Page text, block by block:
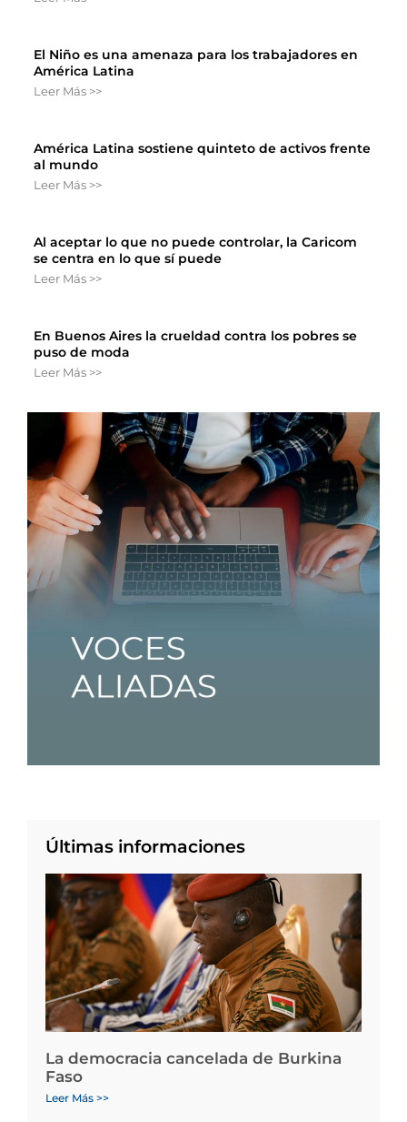
El Niño es una amenaza para los trabajadores en
América Latina
Leer Más >>
América Latina sostiene quinteto de activos frente
al mundo
Leer Más >>
Al aceptar lo que no puede controlar, la Caricom
se centra en lo que sí puede
Leer Más >>
En Buenos Aires la crueldad contra los pobres se
puso de moda
Leer Más >>
Últimas informaciones
La democracia cancelada de Burkina
Faso
Leer Más >>